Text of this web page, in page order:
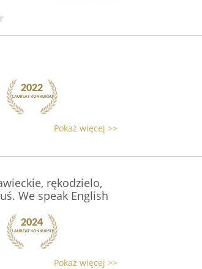
Pokaż więcej >>
rękodzielo,
We speak English
Pokaż więcej >>